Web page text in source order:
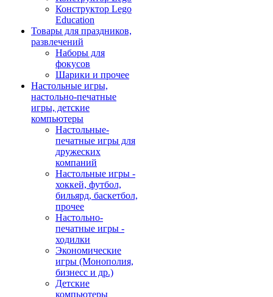
Конструктор Lego
Education
Товары для праздников,
развлечений
Наборы для
фокусов
Шарики и прочее
Настольные игры,
настольно-печатные
игры, детские
компьютеры
Настольные-
печатные игры для
дружеских
компаний
Настольные игры -
хоккей, футбол,
бильярд, баскетбол,
прочее
Настольно-
печатные игры -
ходилки
Экономические
игры (Монополия,
бизнесс и др.)
Детские
компьютеры